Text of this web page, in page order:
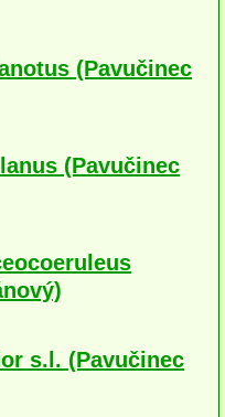
(Pavučinec
(Pavučinec
s.l. (Pavučinec